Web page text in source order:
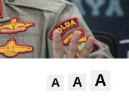
A A A